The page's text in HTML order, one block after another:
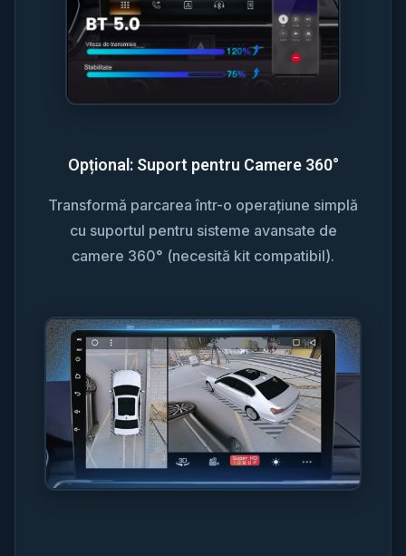
Opțional: Suport pentru Camere 360°
Transformă parcarea într-o operațiune simplă
cu suportul pentru sisteme avansate de
camere 360° (necesită kit compatibil).